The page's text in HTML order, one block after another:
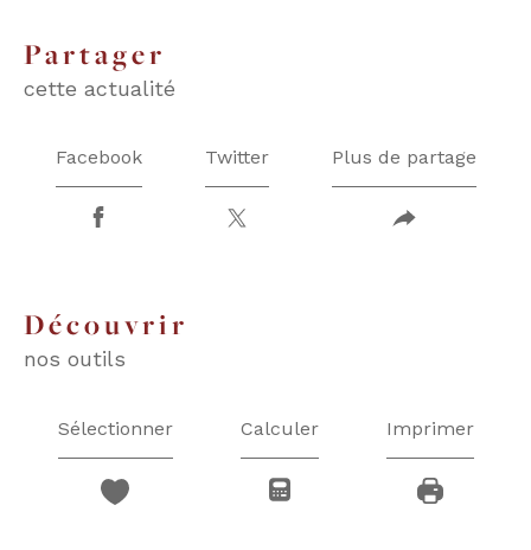
partager
cette actualité
Facebook Twitter Plus de partage
découvrir
nos outils
Sélectionner Calculer Imprimer